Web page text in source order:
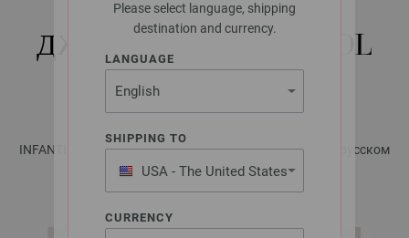
Please select language, shipping
destination and currency.
LANGUAGE
SHIPPING TO
USA - The United States
of America
CURRENCY
LANA GROSSA
ДЖЕМПЕР COOL WOOL
BIG VINTAGE
INFANTI No. 21 - Журнал на немецком, инструкции на русском
языке | Модель 32